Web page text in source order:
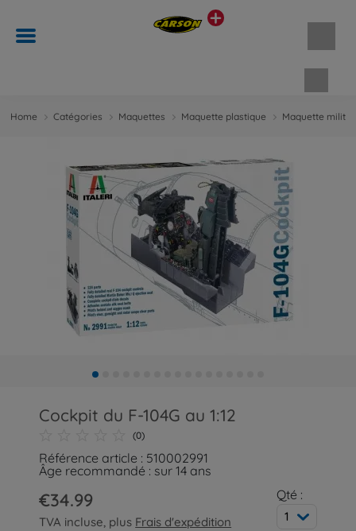
Home Catégories Maquettes Maquette plastique Maquette
Cockpit du F-104G au 1:12
(0)
Référence article : 510002991
Âge recommandé : sur 14 ans
€34.99
TVA incluse, plus Frais d'expédition
Qté :
1